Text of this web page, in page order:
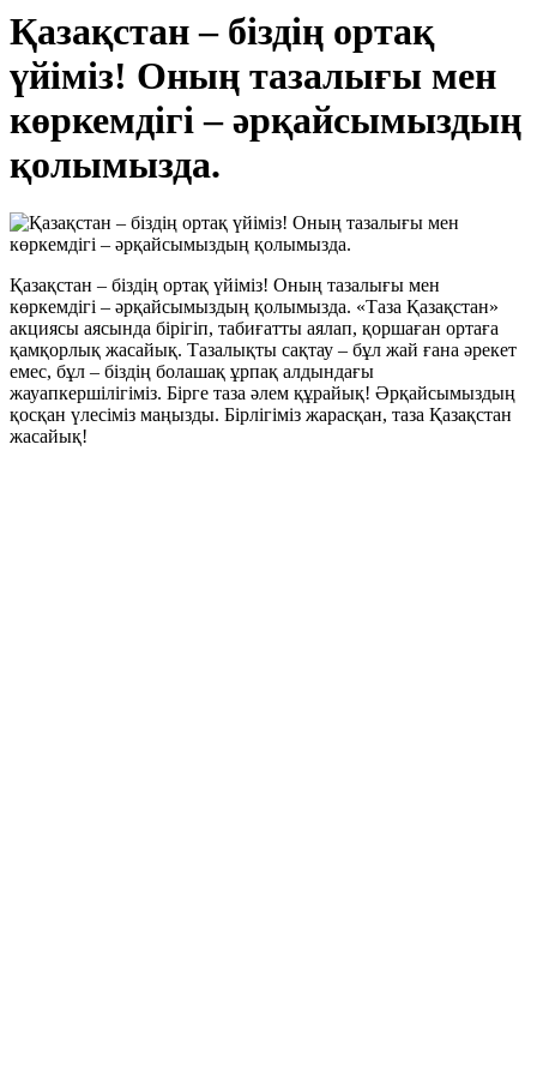
Қазақстан – біздің ортақ
үйіміз! Оның тазалығы мен
көркемдігі – әрқайсымыздың
қолымызда.
Қазақстан – біздің ортақ үйіміз! Оның тазалығы мен
көркемдігі – әрқайсымыздың қолымызда. «Таза Қазақстан»
акциясы аясында бірігіп, табиғатты аялап, қоршаған ортаға
қамқорлық жасайық. Тазалықты сақтау – бұл жай ғана әрекет
емес, бұл – біздің болашақ ұрпақ алдындағы
жауапкершілігіміз. Бірге таза әлем құрайық! Әрқайсымыздың
қосқан үлесіміз маңызды. Бірлігіміз жарасқан, таза Қазақстан
жасайық!